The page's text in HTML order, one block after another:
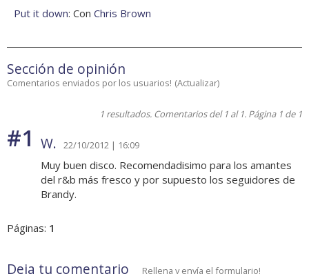
Put it down: Con Chris Brown
Sección de opinión
Comentarios enviados por los usuarios! (Actualizar)
1 resultados. Comentarios del 1 al 1. Página 1 de 1
#1 W. 22/10/2012 | 16:09
Muy buen disco. Recomendadisimo para los amantes
del r&b más fresco y por supuesto los seguidores de
Brandy.
Páginas: 1
Deja tu comentario Rellena y envía el formulario!